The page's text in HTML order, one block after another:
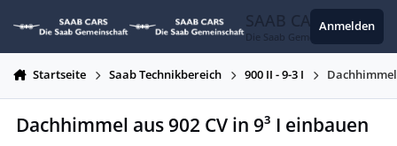
SAAB CARS
Die Saab Gemeinschaft
Anmelden
Startseite Saab Technikbereich 900 II - 9-3 I Dachhimmel
Dachhimmel aus 902 CV in 9³ I einbauen